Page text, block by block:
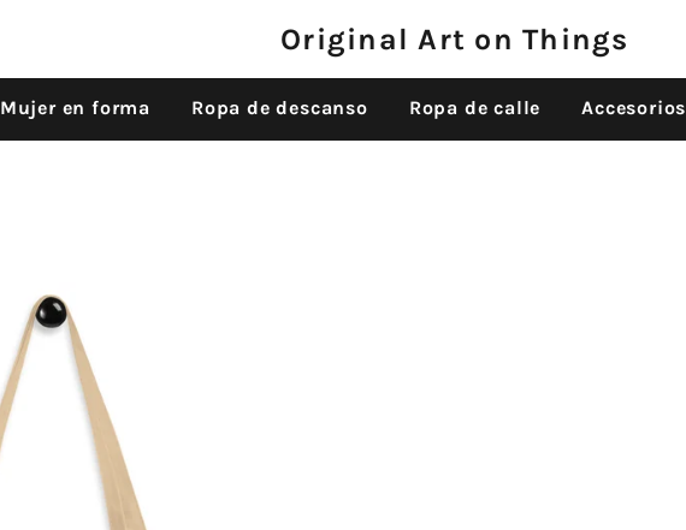
Original Art on Things
Mujer en forma Ropa de descanso Ropa de calle Accesorios